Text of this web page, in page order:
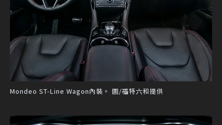
Mondeo ST-Line Wagon內裝。 圖/福特六和提供